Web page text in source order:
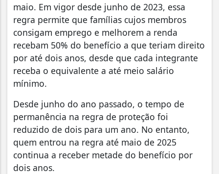
maio. Em vigor desde junho de 2023, essa
regra permite que famílias cujos membros
consigam emprego e melhorem a renda
recebam 50% do benefício a que teriam direito
por até dois anos, desde que cada integrante
receba o equivalente a até meio salário
mínimo.
Desde junho do ano passado, o tempo de
permanência na regra de proteção foi
reduzido de dois para um ano. No entanto,
quem entrou na regra até maio de 2025
continua a receber metade do benefício por
dois anos.